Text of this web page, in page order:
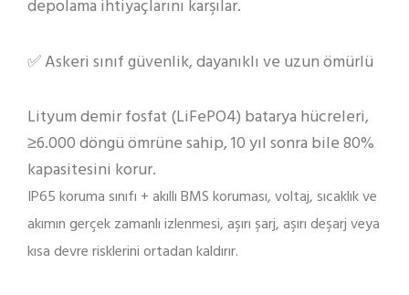
depolama ihtiyaçlarını karşılar.
✅ Askeri sınıf güvenlik, dayanıklı ve uzun ömürlü
Lityum demir fosfat (LiFePO4) batarya hücreleri,
≥6.000 döngü ömrüne sahip, 10 yıl sonra bile 80%
kapasitesini korur.
IP65 koruma sınıfı + akıllı BMS koruması, voltaj, sıcaklık ve
akımın gerçek zamanlı izlenmesi, aşırı şarj, aşırı deşarj veya
kısa devre risklerini ortadan kaldırır.